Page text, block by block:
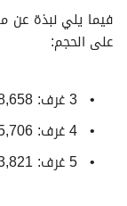
فيما يلي نبذة عن
على الحجم:
3 غرف: 2,198,658 ريال سعودي
4 غرف: 2,015,706 ريال سعودي
5 غرف: 1,943,821 ريال سعودي